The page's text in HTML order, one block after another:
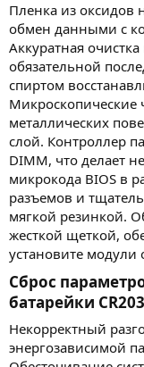
Пленка из оксидов
обмен данными с
Аккуратная
обязательной
спиртом
Микроскопические
металлических
слой. Контроллер
DIMM, что делает
микрокода BIOS в
разъемов и
мягкой резинкой.
жесткой щеткой,
установите модули
Сброс
батарейки
Некорректный
энергозависимой